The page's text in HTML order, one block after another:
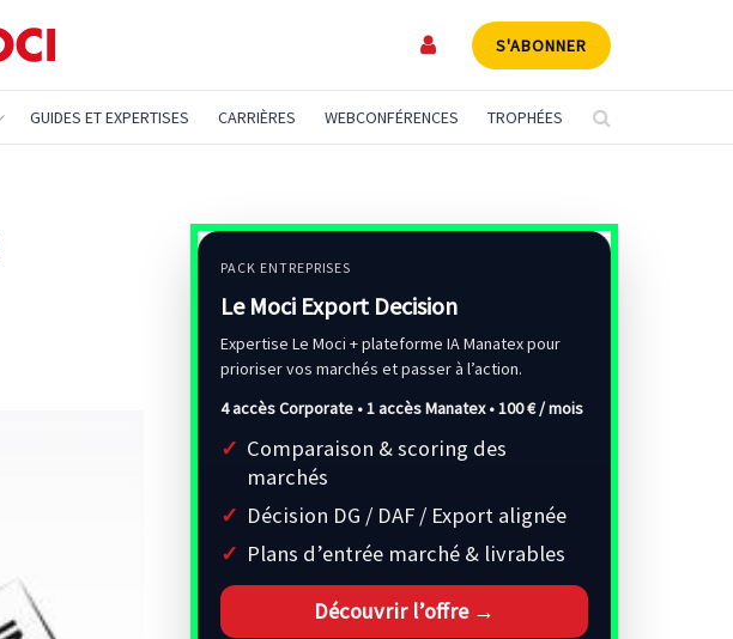
S'ABONNER
GUIDES ET EXPERTISES CARRIÈRES WEBCONFÉRENCES TROPHÉES
PACK ENTREPRISES
Le Moci Export Decision
Expertise Le Moci + plateforme IA Manatex pour
prioriser vos marchés et passer à l’action.
4 accès Corporate • 1 accès Manatex •100 € / mois
Comparaison & scoring des
marchés
Décision DG / DAF / Export alignée
Plans d’entrée marché & livrables
Découvrir l’offre →